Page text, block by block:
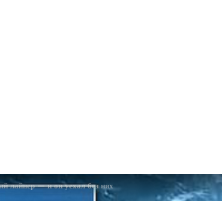
лайнер — и он уехал без них